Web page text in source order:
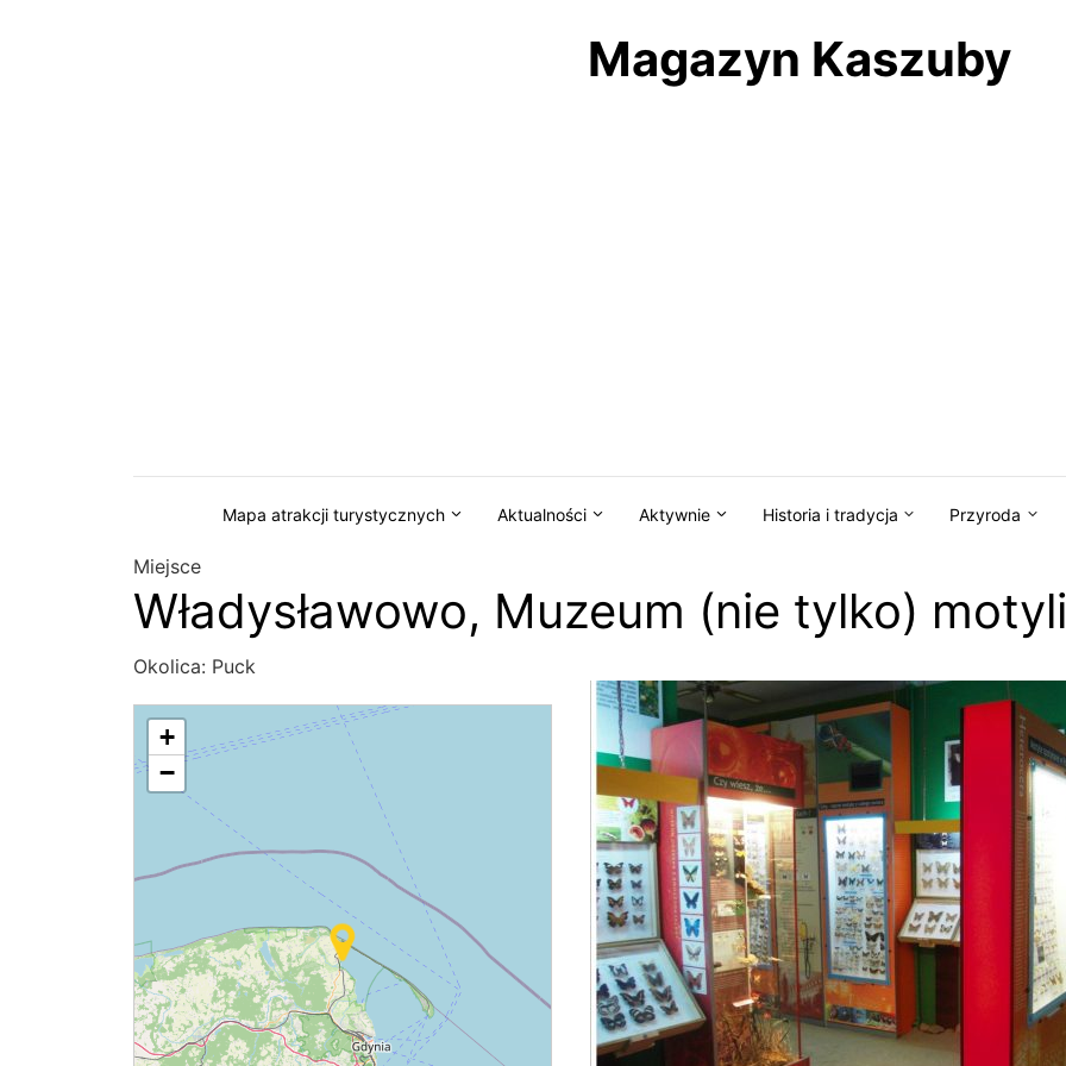
Magazyn Kaszuby
Mapa atrakcji turystycznych Aktualności Aktywnie Historia i tradycja Przyroda
Miejsce
Władysławowo, Muzeum (nie tylko) motyli
Okolica: Puck
+
−